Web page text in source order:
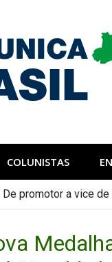
COLUNISTAS
De promotor a vice